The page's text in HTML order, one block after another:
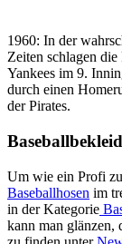
1960: In der
Zeiten schlagen
Yankees im 9.
durch einen
der Pirates.
Um wie ein Profi
Baseballhosen im
in der Kategorie
kann man glänzen,